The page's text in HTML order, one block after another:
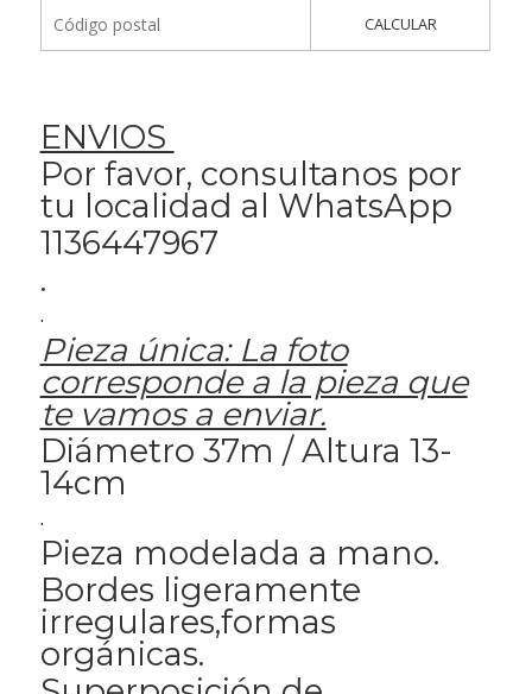
CALCULAR
ENVIOS
Por favor, consultanos por
tu localidad al WhatsApp
1136447967
.
.
Pieza única: La foto
corresponde a la pieza que
te vamos a enviar.
Diámetro 37m / Altura 13-
14cm
.
Pieza modelada a mano.
Bordes ligeramente
irregulares,formas
orgánicas.